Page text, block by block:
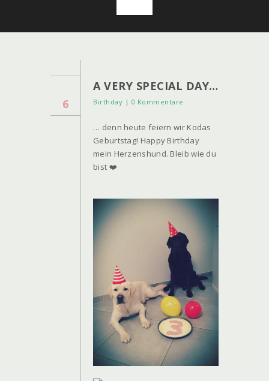
6
A VERY SPECIAL DAY…
Birthday | 0 Kommentare
… denn heute feiern wir Kodas
Geburtstag! Happy Birthday
mein Herzenshund. Bleib wie du
bist ❤️